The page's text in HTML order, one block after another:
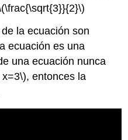
la ecuación son
ecuación es una
una ecuación nunca
, entonces la